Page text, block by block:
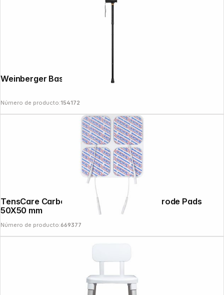
Weinberger Bastón, plegable
Número de producto:154172
TensCare Carborn Mesh 4 pcs. Set Electrode Pads
50X50 mm
Número de producto:669377